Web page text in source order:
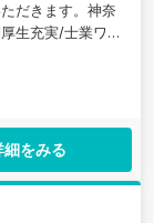
だきます。神奈
生充実/士業ワン
です。
細をみる